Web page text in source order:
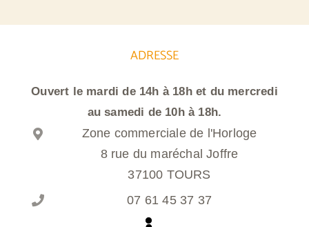
ADRESSE
Ouvert le mardi de 14h à 18h et du mercredi
au samedi de 10h à 18h.
Zone commerciale de l'Horloge
8 rue du maréchal Joffre
37100 TOURS
07 61 45 37 37